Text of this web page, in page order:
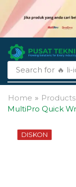
Search for 🔥
Home » Products
MultiPro Quick
DISKON